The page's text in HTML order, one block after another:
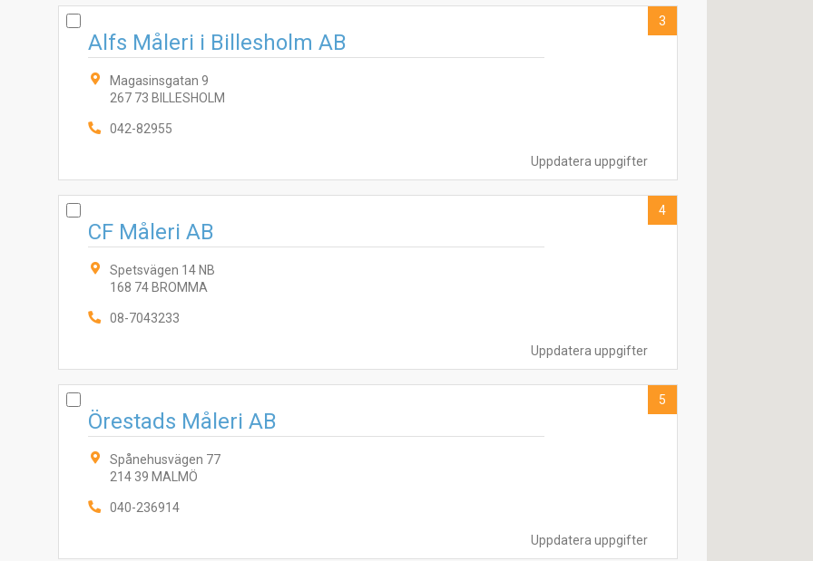
Uppdatera uppgifter
Alfs Måleri i Billesholm AB
Magasinsgatan 9
267 73 BILLESHOLM
042-82955
3
Uppdatera uppgifter
CF Måleri AB
Spetsvägen 14 NB
168 74 BROMMA
08-7043233
4
Uppdatera uppgifter
Örestads Måleri AB
Spånehusvägen 77
214 39 MALMÖ
040-236914
5